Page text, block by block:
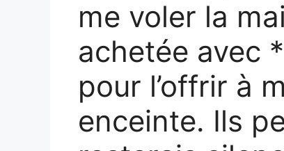
me voler la
achetée avec
pour l’offrir à
enceinte. Ils